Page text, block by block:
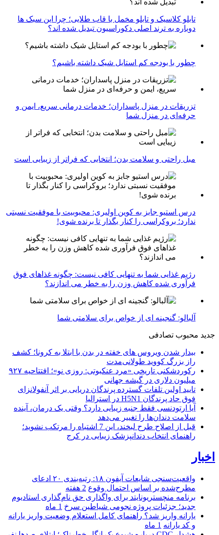
تابلو کلاسیک و تابلو مخمل با قاب طلایی؛ چرا این سبک ها
دوباره به ترند اصلی دکوراسیون تبدیل شده اند؟
چطور با بودجه کم استایل شیک داشته باشیم؟
تزریقات در منزل پاسداران؛ خدمات درمانی سریع، ایمن و
حرفه‌ای در منزل شما
مبل راحتی و سلامت بدن؛ انتخابی که فراتر از زیبایی است
درس استیو جابز به کوین اولیری: محبوبیت با موفقیت نسبتی
ندارد؛ بروکراسی را کنار بگذار تا برنده شوی!
رژیم غذایی شما به تنهایی کافی نیست: چگونه غذاهای فوق
فرآوری شده کاهش وزن را به خطر می اندازند؟
آلبالو: گنجینه ای از خواص برای سلامتی شما
جدید محبوب تصادفی
بیدار شدن ویروس‌ های خفته در بدن با ابتلا به کرونا؛ کشف
راز بزرگ کووید طولانی‌مدت
رکوردشکنی تاریخی «مرد عنکبوتی: روزی نو»؛ افتتاحیه ۹۲۷
میلیون دلاری در گیشه جهانی
تایید اولین تلفات گسترده پرندگان دریایی بر اثر آنفولانزای
فوق حاد پرندگان H5N1 در استرالیا
آیا ارتودنسی فقط جنبه زیبایی دارد؟ وقتی یک درمان، آینده
سلامت دندان‌ها را تغییر می‌دهد
قبل از اصلاح طرح لبخند، این 7 اشتباه را مرتکب نشوید؛
راهنمای انتخاب دندانپزشک زیبایی در کرج
اخبار
واقعیت‌سنجی شایعات آیفون ۱۸: رتبه‌بندی ۲۰ ادعای
مطرح‌شده بر اساس احتمال وقوع 2 هفته
برنامه منچستریونایتد برای واگذاری حق نام‌گذاری استادیوم
جدید؛ جزئیات پروژه نجومی شیاطین سرخ 1 ماه
یارانه واریز شد؟ راهنمای کامل استعلام وضعیت واریز یارانه
و کد یارانه 1 ماه